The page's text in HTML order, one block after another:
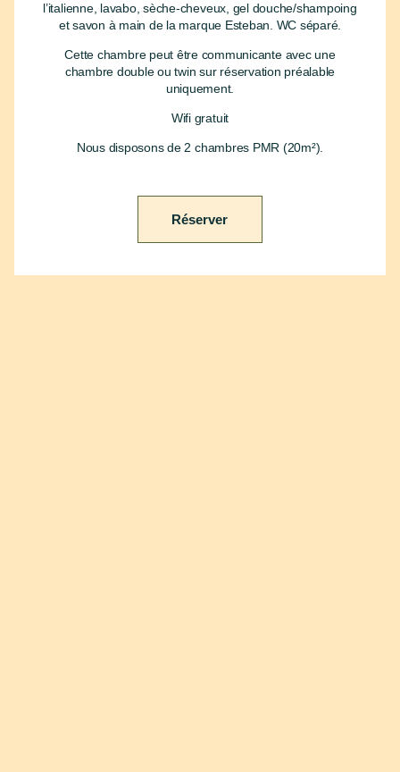
l’italienne, lavabo, sèche-cheveux, gel douche/shampoing
et savon à main de la marque Esteban. WC séparé.
Cette chambre peut être communicante avec une
chambre double ou twin sur réservation préalable
uniquement.
Wifi gratuit
Nous disposons de 2 chambres PMR (20m²).
Réserver